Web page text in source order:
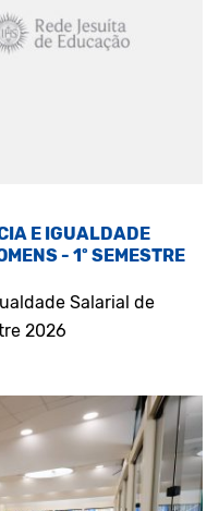
E IGUALDADE
- 1º SEMESTRE
Salarial de
2026